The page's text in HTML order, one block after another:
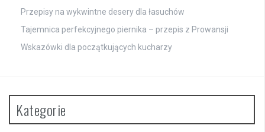
Przepisy na wykwintne desery dla łasuchów
Tajemnica perfekcyjnego piernika – przepis z Prowansji
Wskazówki dla początkujących kucharzy
Kategorie